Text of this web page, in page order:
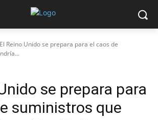
El Reino Unido se prepara para el caos de
se prepara para
suministros que